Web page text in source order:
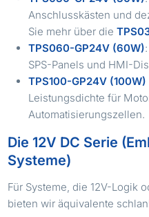
Anschlusskästen und
Sie mehr über die
TPS060-GP24V (60W)
SPS-Panels und HMI-
TPS100-GP24V (100W)
Leistungsdichte für
Automatisierungszellen.
Die 12V DC Serie
Systeme)
Für Systeme, die 12V-Logik
bieten wir äquivalente